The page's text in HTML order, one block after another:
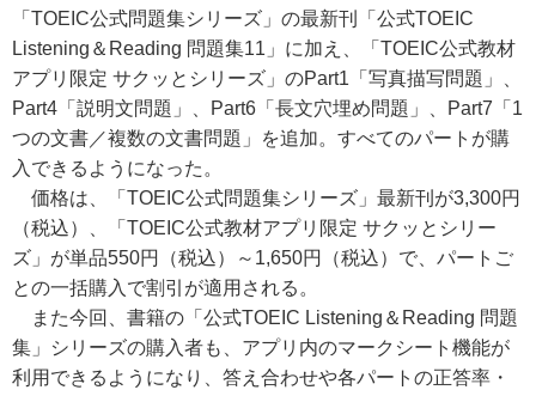
「TOEIC公式問題集シリーズ」の最新刊「公式TOEIC
Listening＆Reading 問題集11」に加え、「TOEIC公式教材
アプリ限定 サクッとシリーズ」のPart1「写真描写問題」、
Part4「説明文問題」、Part6「長文穴埋め問題」、Part7「1
つの文書／複数の文書問題」を追加。すべてのパートが購
入できるようになった。
価格は、「TOEIC公式問題集シリーズ」最新刊が3,300円
（税込）、「TOEIC公式教材アプリ限定 サクッとシリー
ズ」が単品550円（税込）～1,650円（税込）で、パートご
との一括購入で割引が適用される。
また今回、書籍の「公式TOEIC Listening＆Reading 問題
集」シリーズの購入者も、アプリ内のマークシート機能が
利用できるようになり、答え合わせや各パートの正答率・